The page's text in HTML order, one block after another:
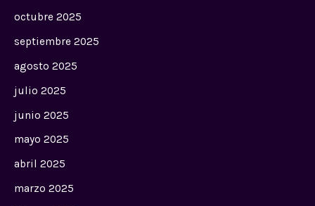
octubre 2025
septiembre 2025
agosto 2025
julio 2025
junio 2025
mayo 2025
abril 2025
marzo 2025